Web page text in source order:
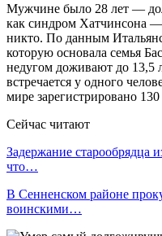
Мужчине было 28 лет —
как синдром Хатчинсона
никто. По данным
которую основала семья
недугом доживают до 13,5
встречается у одного
мире зарегистрировано
Сейчас читают
Задержание старообрядца
что…
В Сенненском районе
воинскими…